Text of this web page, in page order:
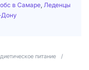
в Самаре Леденцы
Дону
питание
/